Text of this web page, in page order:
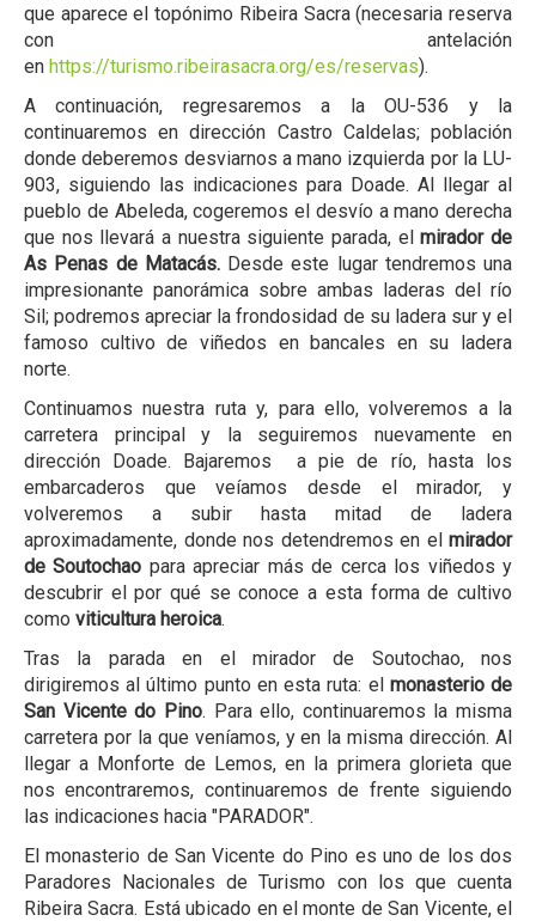
que aparece el topónimo Ribeira Sacra (necesaria reserva
con antelación
en https://turismo.ribeirasacra.org/es/reservas).
A continuación, regresaremos a la OU-536 y la
continuaremos en dirección Castro Caldelas; población
donde deberemos desviarnos a mano izquierda por la LU-
903, siguiendo las indicaciones para Doade. Al llegar al
pueblo de Abeleda, cogeremos el desvío a mano derecha
que nos llevará a nuestra siguiente parada, elmirador de
As Penas de Matacás. Desde este lugar tendremos una
impresionante panorámica sobre ambas laderas del río
Sil; podremos apreciar la frondosidad de su ladera sur y el
famoso cultivo de viñedos en bancales en su ladera
norte.
Continuamos nuestra ruta y, para ello, volveremos a la
carretera principal y la seguiremos nuevamente en
dirección Doade. Bajaremos a pie de río, hasta los
embarcaderos que veíamos desde el mirador, y
volveremos a subir hasta mitad de ladera
aproximadamente, donde nos detendremos en el mirador
de Soutochao para apreciar más de cerca los viñedos y
descubrir el por qué se conoce a esta forma de cultivo
como viticultura heroica.
Tras la parada en el mirador de Soutochao, nos
dirigiremos al último punto en esta ruta: el monasterio de
San Vicente do Pino. Para ello, continuaremos la misma
carretera por la que veníamos, y en la misma dirección. Al
llegar a Monforte de Lemos, en la primera glorieta que
nos encontraremos, continuaremos de frente siguiendo
las indicaciones hacia "PARADOR".
El monasterio de San Vicente do Pino es uno de los dos
Paradores Nacionales de Turismo con los que cuenta
Ribeira Sacra. Está ubicado en el monte de San Vicente, el